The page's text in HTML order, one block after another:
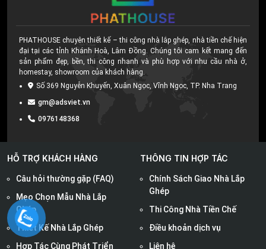
PHATHOUSE chuyên thiết kế – thi công nhà lắp ghép, nhà tiền chế hiện
đại tại các tỉnh Khánh Hoà, Lâm Đồng. Chúng tôi cam kết mang đến
sản phẩm đẹp, bền, thi công nhanh và phù hợp với nhu cầu nhà ở,
homestay, showroom của khách hàng.
Số 369 Nguyễn Khuyến, Xuân Ngọc, Vĩnh Ngọc, TP. Nha Trang
gm@adsviet.vn
0976148368
HỖ TRỢ KHÁCH HÀNG
Câu hỏi thường gặp (FAQ)
Mẹo Chọn Mẫu Nhà Lắp
Ghép
Thiết Kế Nhà Lắp Ghép
Hợp Tác Cùng Phát Triển
THÔNG TIN HỢP TÁC
Chính Sách Giao Nhà Lắp
Ghép
Thi Công Nhà Tiền Chế
Điều khoản dịch vụ
Liên hệ